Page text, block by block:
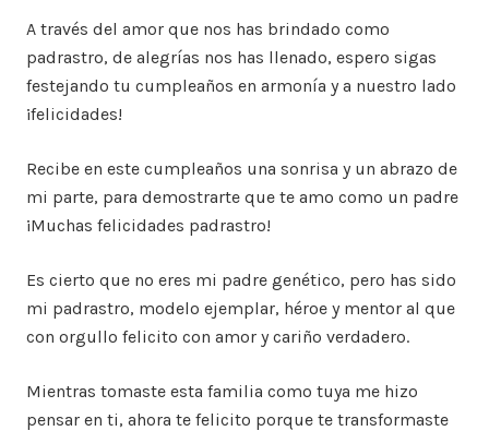
A través del amor que nos has brindado como
padrastro, de alegrías nos has llenado, espero sigas
festejando tu cumpleaños en armonía y a nuestro lado
¡felicidades!
Recibe en este cumpleaños una sonrisa y un abrazo de
mi parte, para demostrarte que te amo como un padre
¡Muchas felicidades padrastro!
Es cierto que no eres mi padre genético, pero has sido
mi padrastro, modelo ejemplar, héroe y mentor al que
con orgullo felicito con amor y cariño verdadero.
Mientras tomaste esta familia como tuya me hizo
pensar en ti, ahora te felicito porque te transformaste